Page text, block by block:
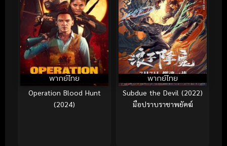
พากย์ไทย
Operation Blood Hunt
(2024)
พากย์ไทย
Subdue the Devil (2022)
มือปราบราชาพยัคฆ์